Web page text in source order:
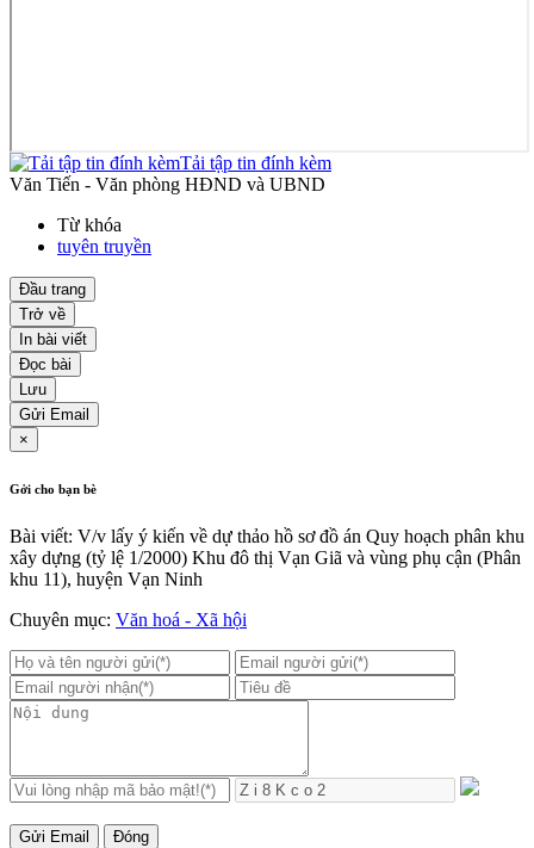
Tải tập tin đính kèm
Văn Tiến - Văn phòng HĐND và UBND
Từ khóa
tuyên truyền
Đầu trang
Trở về
In bài viết
Đọc bài
Lưu
Gửi Email
×
Gởi cho bạn bè
Bài viết: V/v lấy ý kiến về dự thảo hồ sơ đồ án Quy hoạch phân khu
xây dựng (tỷ lệ 1/2000) Khu đô thị Vạn Giã và vùng phụ cận (Phân
khu 11), huyện Vạn Ninh
Chuyên mục: Văn hoá - Xã hội
Gửi Email Đóng